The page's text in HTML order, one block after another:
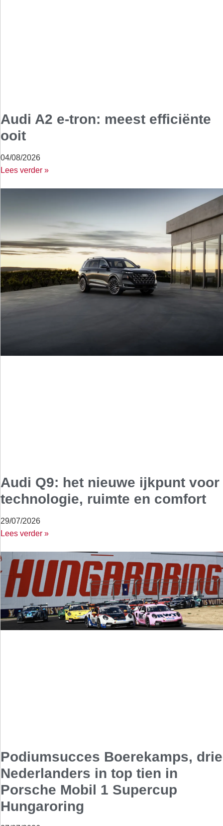
Audi A2 e-tron: meest efficiënte
ooit
04/08/2026
Lees verder »
Audi Q9: het nieuwe ijkpunt voor
technologie, ruimte en comfort
29/07/2026
Lees verder »
Podiumsucces Boerekamps, drie
Nederlanders in top tien in
Porsche Mobil 1 Supercup
Hungaroring